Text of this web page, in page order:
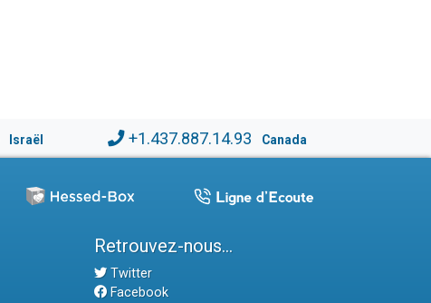
Israël +1.437.887.14.93 Canada
Retrouvez-nous...
Twitter
Facebook